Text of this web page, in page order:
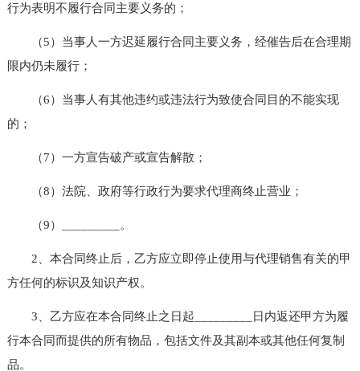
行为表明不履行合同主要义务的；
（5）当事人一方迟延履行合同主要义务，经催告后在合理期
限内仍未履行；
（6）当事人有其他违约或违法行为致使合同目的不能实现
的；
（7）一方宣告破产或宣告解散；
（8）法院、政府等行政行为要求代理商终止营业；
（9）_________。
2、本合同终止后，乙方应立即停止使用与代理销售有关的甲
方任何的标识及知识产权。
3、乙方应在本合同终止之日起_________日内返还甲方为履
行本合同而提供的所有物品，包括文件及其副本或其他任何复制
品。